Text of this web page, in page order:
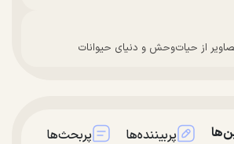
از حیات‌وحش و دنیای حیوانات
پربیننده‌ها پربحث‌ها